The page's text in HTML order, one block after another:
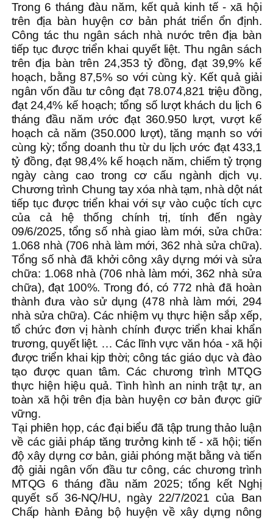
Trong 6 tháng đàu năm, kết quả kinh tế - xã hội
trên địa bàn huyện cơ bản phát triển ổn định.
Công tác thu ngân sách nhà nước trên địa bàn
tiếp tục được triển khai quyết liệt. Thu ngân sách
trên địa bàn trên 24,353 tỷ đồng, đạt 39,9% kế
hoạch, bằng 87,5% so với cùng kỳ. Kết quả giải
ngân vốn đầu tư công đạt 78.074,821 triệu đồng,
đạt 24,4% kế hoạch; tổng số lượt khách du lịch 6
tháng đầu năm ước đạt 360.950 lượt, vượt kế
hoạch cả năm (350.000 lượt), tăng mạnh so với
cùng kỳ; tổng doanh thu từ du lịch ước đạt 433,1
tỷ đồng, đạt 98,4% kế hoạch năm, chiếm tỷ trọng
ngày càng cao trong cơ cấu ngành dịch vụ.
Chương trình Chung tay xóa nhà tạm, nhà dột nát
tiếp tục được triển khai với sự vào cuộc tích cực
của cả hệ thống chính trị, tính đến ngày
09/6/2025, tổng số nhà giao làm mới, sửa chữa:
1.068 nhà (706 nhà làm mới, 362 nhà sửa chữa).
Tổng số nhà đã khởi công xây dựng mới và sửa
chữa: 1.068 nhà (706 nhà làm mới, 362 nhà sửa
chữa), đạt 100%. Trong đó, có 772 nhà đã hoàn
thành đưa vào sử dụng (478 nhà làm mới, 294
nhà sửa chữa). Các nhiệm vụ thực hiện sắp xếp,
tổ chức đơn vị hành chính được triển khai khẩn
trương, quyết liệt. … Các lĩnh vực văn hóa - xã hội
được triển khai kịp thời; công tác giáo dục và đào
tạo được quan tâm. Các chương trình MTQG
thực hiện hiệu quả. Tình hình an ninh trật tự, an
toàn xã hội trên địa bàn huyện cơ bản được giữ
vững.
Tại phiên họp, các đại biểu đã tập trung thảo luận
về các giải pháp tăng trưởng kinh tế - xã hội; tiến
độ xây dựng cơ bản, giải phóng mặt bằng và tiến
độ giải ngân vốn đầu tư công, các chương trình
MTQG 6 tháng đầu năm 2025; tổng kết Nghị
quyết số 36-NQ/HU, ngày 22/7/2021 của Ban
Chấp hành Đảng bộ huyện về xây dựng nông